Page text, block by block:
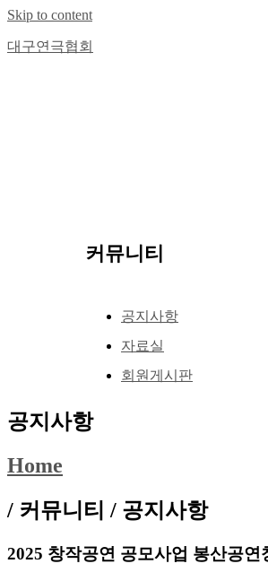
Skip to content
대구연극협회
커뮤니티
공지사항
자료실
회원게시판
공지사항
Home
/ 커뮤니티 / 공지사항
2025 창작공연 공모사업 봉산공연